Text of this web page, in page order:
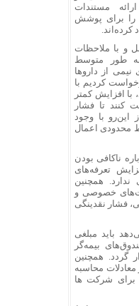
مستندات
را برای پوشش
کرده‌اند.
و با ملاحظات
به‌ طور متوسط
از داروها
کردیم با
افزایش کمتر
کنند تا فشار
این‌رو با وجود
محدودی اعمال
ناکافی بودن
تعرفه‌های
ندارد. همچنین
خصوصی و
فشار نقدینگی
باید مبلغی
صندوق‌های بیمه‌گر
گردد. همچنین
معادلات محاسبه
برای شرکت ها